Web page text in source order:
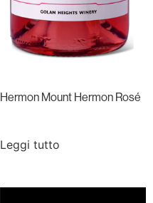
Hermon Mount Hermon Rosé
Leggi tutto